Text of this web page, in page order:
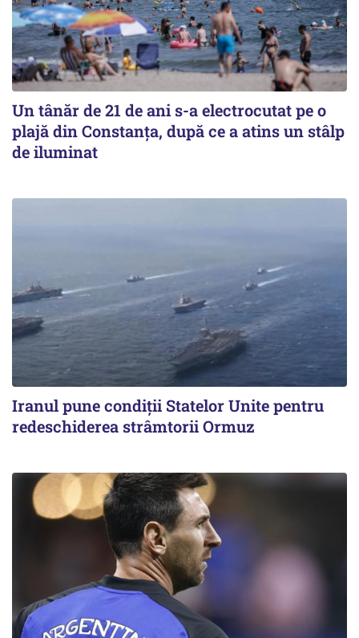
Un tânăr de 21 de ani s-a electrocutat pe o
plajă din Constanța, după ce a atins un stâlp
de iluminat
Iranul pune condiții Statelor Unite pentru
redeschiderea strâmtorii Ormuz